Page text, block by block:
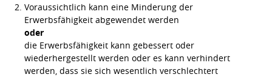
Voraussichtlich kann eine Minderung der
Erwerbsfähigkeit abgewendet werden
oder
die Erwerbsfähigkeit kann gebessert oder
wiederhergestellt werden oder es kann verhindert
werden, dass sie sich wesentlich verschlechtert